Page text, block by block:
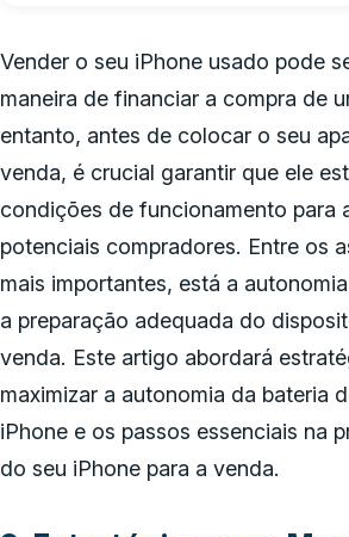
Vender o seu iPhone usado pode
maneira de financiar a compra de
entanto, antes de colocar o seu
venda, é crucial garantir que ele
condições de funcionamento para
potenciais compradores. Entre os
mais importantes, está a
a preparação adequada do
venda. Este artigo abordará
maximizar a autonomia da bateria
iPhone e os passos essenciais na
do seu iPhone para a venda.